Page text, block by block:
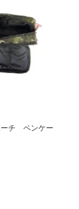
ーチ ペンケー